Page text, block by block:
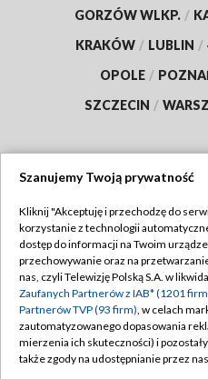
GORZÓW WLKP. /
KRAKÓW / LUBLIN /
OPOLE /
SZCZECIN /
Abonament TVP
Emisja w TVP
Centrum informacji TVP
Naziemna Telewizja
Polityka
Moje
Szanujemy Twoją prywatność
Kliknij "Akceptuję i przechodzę do
korzystanie z technologii
dostęp do informacji na Twoim
przechowywanie oraz na
nas, czyli Telewizję Polską S.A. w
Zaufanych Partnerów z IAB* (1201
Partnerów TVP (93 firm), w celach
zautomatyzowanego dopasowania
mierzenia ich skuteczności) i
także zgody na udostępnianie przez